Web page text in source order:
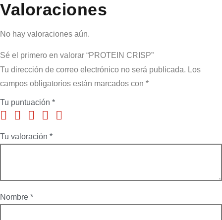
Valoraciones
No hay valoraciones aún.
Sé el primero en valorar “PROTEIN CRISP”
Tu dirección de correo electrónico no será publicada. Los
campos obligatorios están marcados con *
Tu puntuación *
Tu valoración *
Nombre *